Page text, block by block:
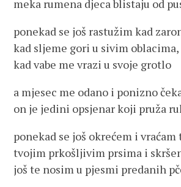
meka rumena djeca blistaju od
ponekad se još rastužim kad
kad sljeme gori u sivim oblacima,
kad vabe me vrazi u svoje grotlo
a mjesec me odano i ponizno
on je jedini opsjenar koji pruža
ponekad se još okrećem i vraćam
tvojim prkošljivim prsima i
još te nosim u pjesmi predanih